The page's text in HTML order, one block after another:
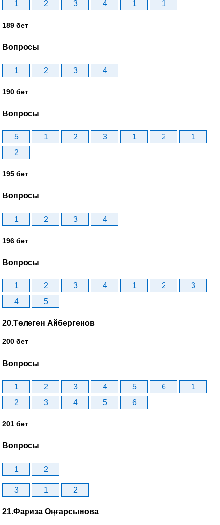
1 2 3 4 1 1
189 бет
Вопросы
1 2 3 4
190 бет
Вопросы
5 1 2 3 1 2
1
2
195 бет
Вопросы
1 2 3 4
196 бет
Вопросы
1 2 3 4 1 2
3
4
5
20.Төлеген Айбергенов
200 бет
Вопросы
1 2 3 4 5 6
1
2
3 4 5 6
201 бет
Вопросы
1 2
3 1 2
21.Фариза Оңғарсынова